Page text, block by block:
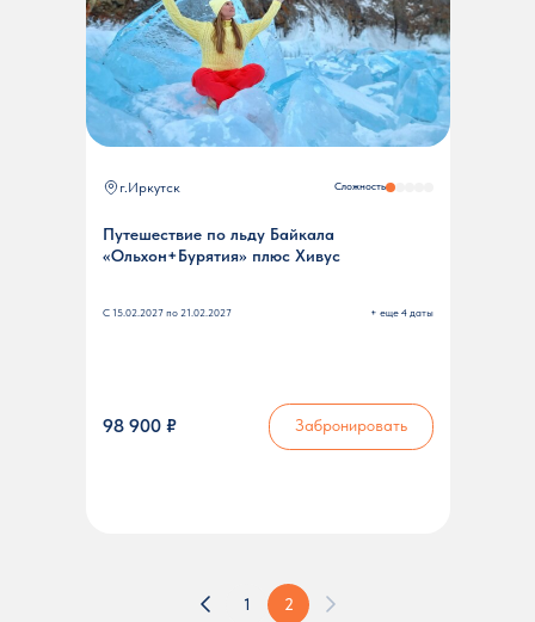
г.Иркутск Сложность
Путешествие по льду Байкала
«Ольхон+Бурятия» плюс Хивус
С 15.02.2027 по 21.02.2027 + еще 4 даты
98 900 ₽ Забронировать
1 2